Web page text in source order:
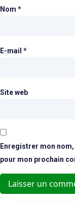
Nom *
E-mail *
Site web
Enregistrer mon
pour mon prochain